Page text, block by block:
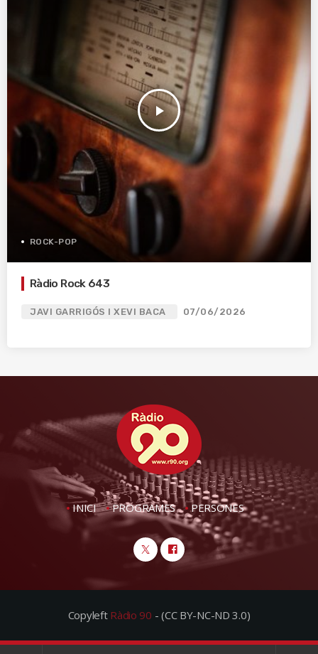
play_arrow
ROCK-POP
Ràdio Rock 643
JAVI GARRIGÓS I XEVI BACA 07/06/2026
INICI PROGRAMES PERSONES
Copyleft Ràdio 90 - (CC BY-NC-ND 3.0)